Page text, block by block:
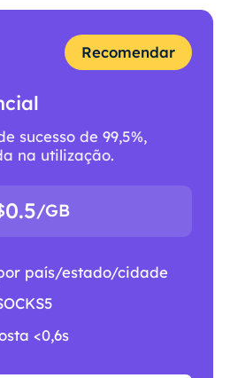
Recomendar
sucesso de 99,5%,
na utilização.
0.5/GB
país/estado/cidade
<0,6s